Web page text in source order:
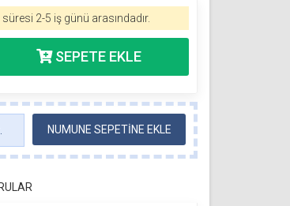
2-5 iş günü arasındadır.
NUMUNE SEPETİNE EKLE